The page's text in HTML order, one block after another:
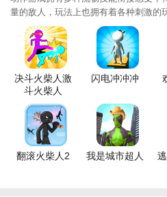
量的敌人，玩法上也拥有着各种刺激的
决斗火柴人激
斗火柴人
闪电冲冲冲
翻滚火柴人2 我是城市超人